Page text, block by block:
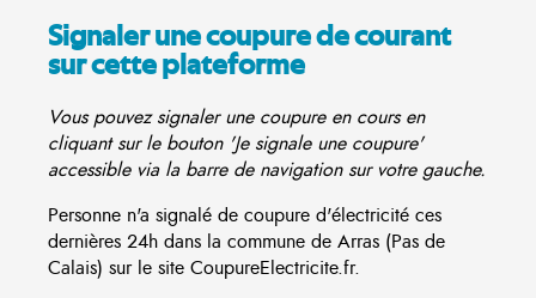
Signaler une coupure de courant
sur cette plateforme
Vous pouvez signaler une coupure en cours en
cliquant sur le bouton 'Je signale une coupure'
accessible via la barre de navigation sur votre gauche.
Personne n'a signalé de coupure d'électricité ces
dernières 24h dans la commune de Arras (Pas de
Calais) sur le site CoupureElectricite.fr.